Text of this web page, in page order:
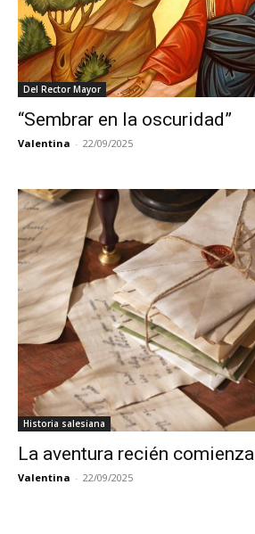
Del Rector Mayor
“Sembrar en la oscuridad”
Valentina - 22/09/2025
Historia salesiana
La aventura recién comienza
Valentina - 22/09/2025